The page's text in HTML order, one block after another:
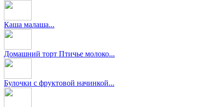
Каша малаша...
Домашний торт Птичье молоко...
Булочки с фруктовой начинкой...